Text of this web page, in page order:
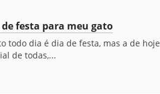
festa para meu gato
todo dia é dia de festa, mas a de hoje
de todas,...